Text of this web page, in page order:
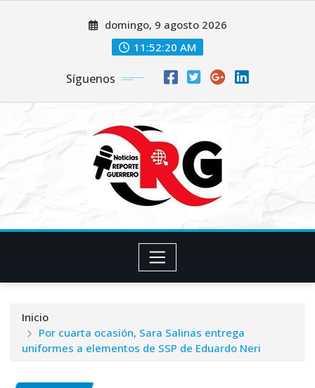
domingo, 9 agosto 2026
11:52:21 AM
Síguenos
Inicio
Por cuarta ocasión, Sara Salinas entrega
uniformes a elementos de SSP de Eduardo Neri